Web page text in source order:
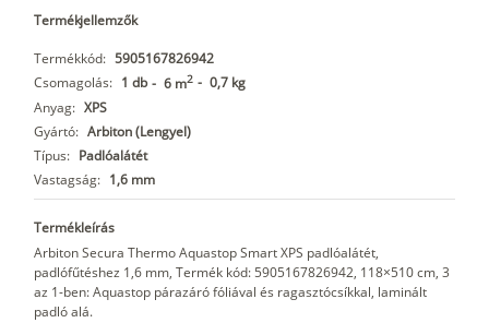
Termékjellemzők
Termékkód: 5905167826942
Csomagolás: 1 db - 6 m2 - 0,7 kg
Anyag: XPS
Gyártó: Arbiton (Lengyel)
Típus: Padlóalátét
Vastagság: 1,6 mm
Termékleírás
Arbiton Secura Thermo Aquastop Smart XPS padlóalátét,
padlófűtéshez 1,6 mm, Termék kód: 5905167826942, 118×510 cm, 3
az 1-ben: Aquastop párazáró fóliával és ragasztócsíkkal, laminált
padló alá.